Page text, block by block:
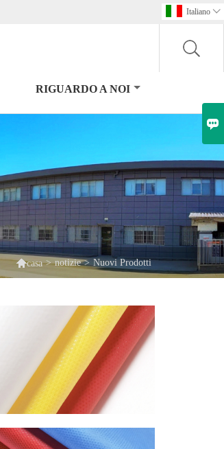
Italiano 
RIGUARDO A NOI
casa > notizie > Nuovi Prodotti
